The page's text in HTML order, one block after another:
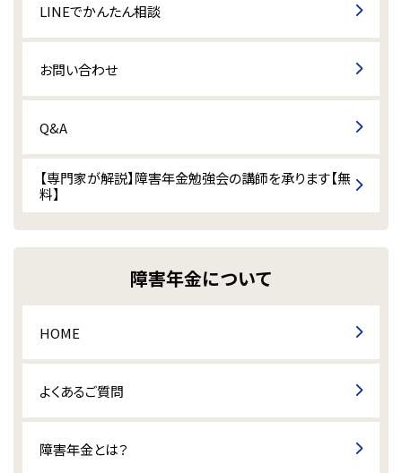
LINEでかんたん相談
お問い合わせ
Q&A
【専門家が解説】障害年金勉強会の講師を承ります【無
料】
障害年金について
HOME
よくあるご質問
障害年金とは？